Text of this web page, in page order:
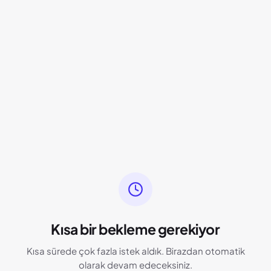
Kısa bir bekleme gerekiyor
Kısa sürede çok fazla istek aldık. Birazdan otomatik
olarak devam edeceksiniz.